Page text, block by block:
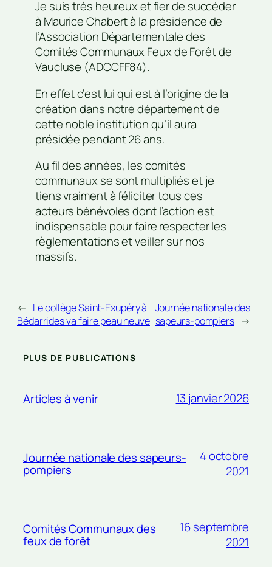
Je suis très heureux et fier de succéder
à Maurice Chabert à la présidence de
l’Association Départementale des
Comités Communaux Feux de Forêt de
Vaucluse (ADCCFF84).
En effet c’est lui qui est à l’origine de la
création dans notre département de
cette noble institution qu’il aura
présidée pendant 26 ans.
Au fil des années, les comités
communaux se sont multipliés et je
tiens vraiment à féliciter tous ces
acteurs bénévoles dont l’action est
indispensable pour faire respecter les
règlementations et veiller sur nos
massifs.
← Le collège Saint-Exupéry à
Bédarrides va faire peau neuve
Journée nationale des
sapeurs-pompiers →
PLUS DE PUBLICATIONS
Articles à venir 13 janvier 2026
Journée nationale des sapeurs-
pompiers
4 octobre
2021
Comités Communaux des
feux de forêt
16 septembre
2021